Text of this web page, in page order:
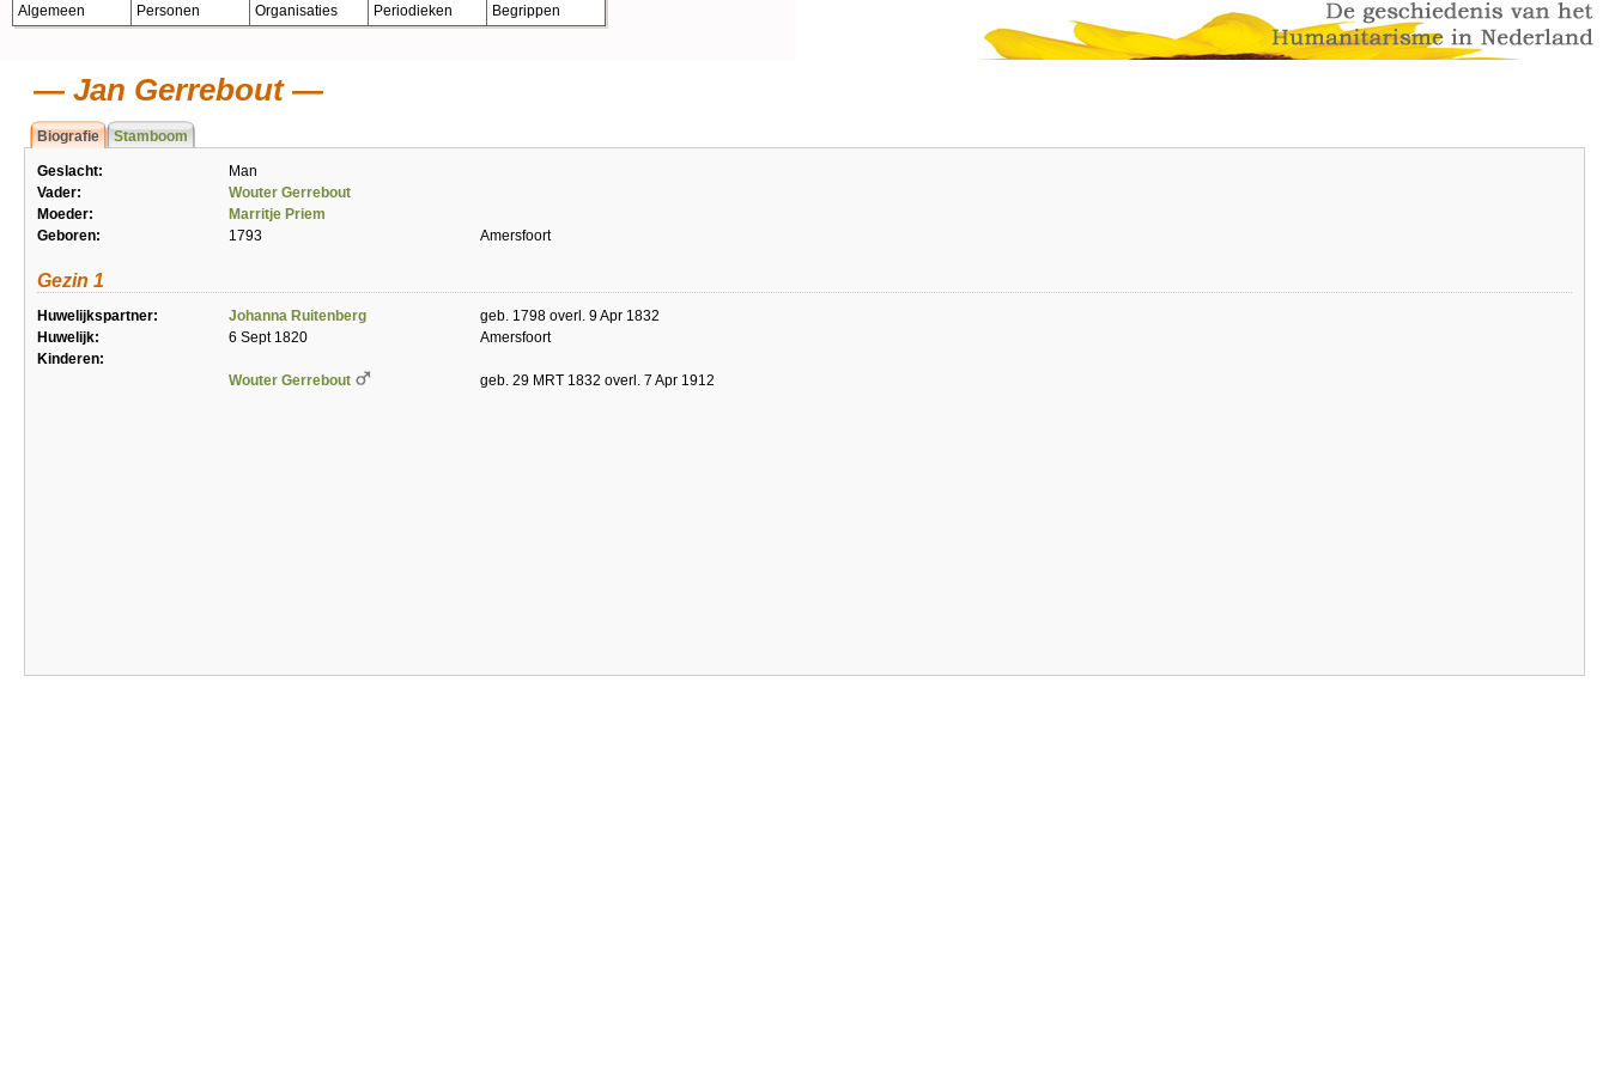
Algemeen Personen Organisaties Periodieken Begrippen
Jan Gerrebout
Biografie Stamboom
Geslacht:
Man
Vader:
Wouter Gerrebout
Moeder:
Marritje Priem
Geboren:
1793 Amersfoort
Gezin 1
Huwelijkspartner: Johanna Ruitenberg
geb. 1798 overl. 9 Apr 1832
Huwelijk:
6 Sept 1820
Amersfoort
Kinderen:
Wouter Gerrebout
geb. 29 MRT 1832 overl. 7 Apr 1912